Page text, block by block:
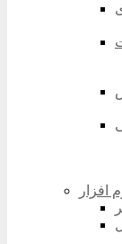
افزار